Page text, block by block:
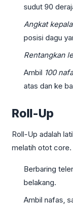
sudut 90
Angkat
posisi dagu
Rentangkan
Ambil 100
atas dan ke
Roll-Up
Roll-Up adalah
melatih otot core.
Berbaring
belakang.
Ambil nafas,